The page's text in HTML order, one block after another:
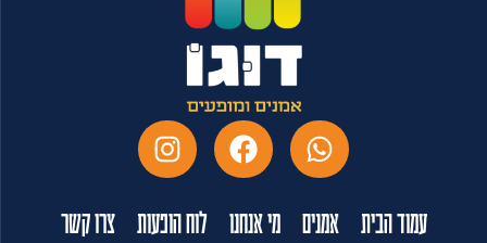
עמוד הבית אמנים מי אנחנו לוח הופעות צרו קשר